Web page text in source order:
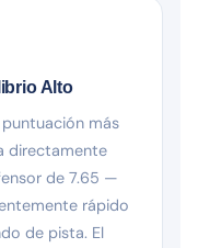
Alto
más
directamente
de 7.65 —
rápido
de pista. El